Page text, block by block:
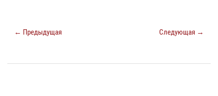
← Предыдущая Следующая →